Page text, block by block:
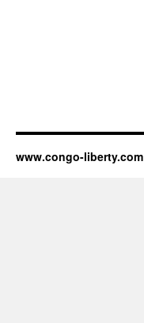
www.congo-liberty.com